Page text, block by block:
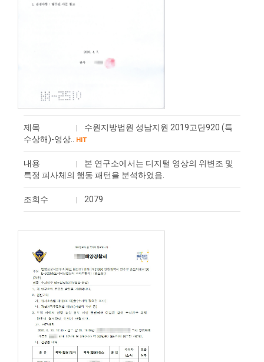
제목
수원지방법원 성남지원 2019고단920 (특
수상해)-영상..
HIT
내용
본 연구소에서는 디지털 영상의 위변조 및
특정 피사체의 행동 패턴을 분석하였음.
조회수 2079